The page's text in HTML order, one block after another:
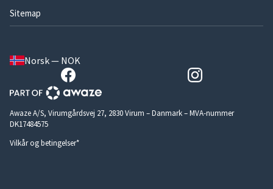
Sitemap
Norsk — NOK
Awaze A/S, Virumgårdsvej 27, 2830 Virum – Danmark – MVA-nummer
DK17484575
Vilkår og betingelser*